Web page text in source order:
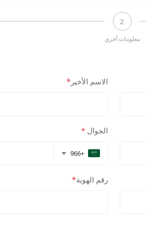
2
معلومات أخري
الاسم الأخير *
الجوال *
+966
رقم الهوية*